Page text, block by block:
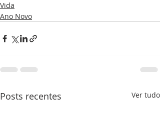
Vida
Ano Novo
Posts recentes Ver tudo